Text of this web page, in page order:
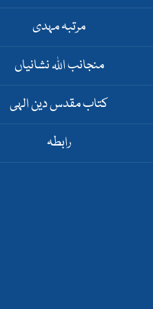
مرتبہ مہدی
منجانب اللہ نشانیاں
کتاب مقدس دین الہی
رابطہ